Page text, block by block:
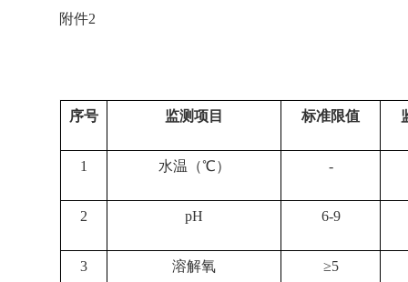
附件2
序号 监测项目 标准限值
1 水温（℃） -
2 pH 6-9
3 溶解氧 ≥5